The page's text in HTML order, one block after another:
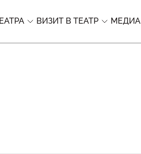
ВИЗИТ В ТЕАТР МЕДИА